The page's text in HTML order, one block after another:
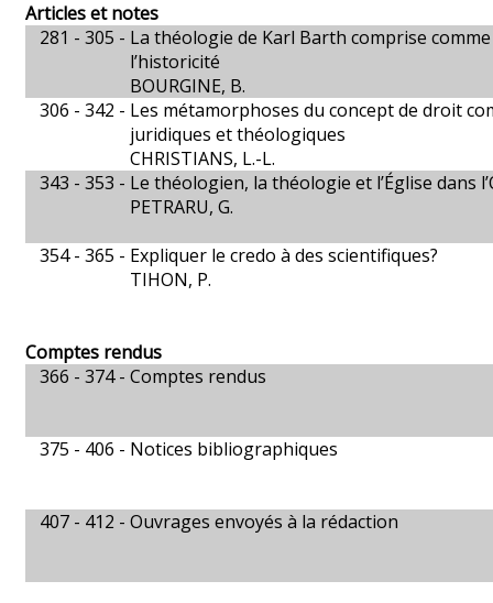
Articles et notes
281 - 305 - La théologie de Karl Barth comprise
l’historicité
BOURGINE, B.
306 - 342 - Les métamorphoses du concept de droit
juridiques et théologiques
CHRISTIANS, L.-L.
343 - 353 - Le théologien, la théologie et l’Église dans
PETRARU, G.
354 - 365 - Expliquer le credo à des scientifiques?
TIHON, P.
Comptes rendus
366 - 374 - Comptes rendus
375 - 406 - Notices bibliographiques
407 - 412 - Ouvrages envoyés à la rédaction